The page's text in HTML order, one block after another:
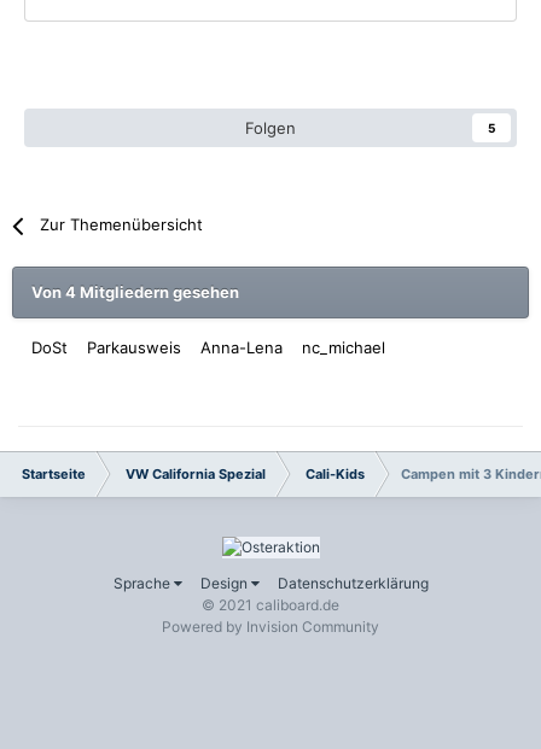
Folgen 5
Zur Themenübersicht
Von 4 Mitgliedern gesehen
DoSt Parkausweis Anna-Lena nc_michael
Startseite VW California Spezial Cali-Kids Campen mit 3
Sprache Design
Datenschutzerklärung
© 2021 caliboard.de
Powered by Invision Community